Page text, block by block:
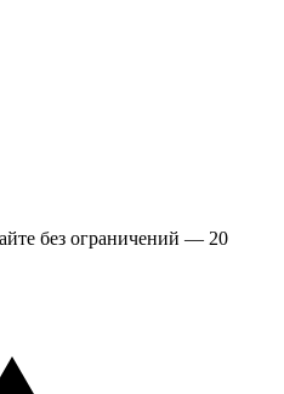
без ограничений — 20